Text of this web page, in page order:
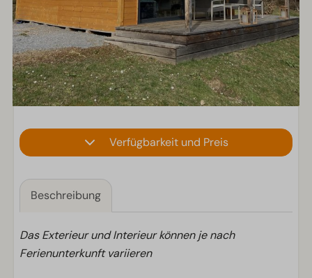
Verfügbarkeit und Preis
Beschreibung
Das Exterieur und Interieur können je nach
Ferienunterkunft variieren